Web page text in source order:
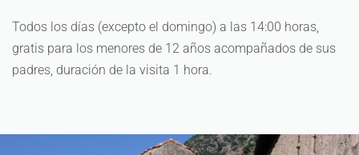
Todos los días (excepto el domingo) a las 14:00 horas,
gratis para los menores de 12 años acompañados de sus
padres, duración de la visita 1 hora.